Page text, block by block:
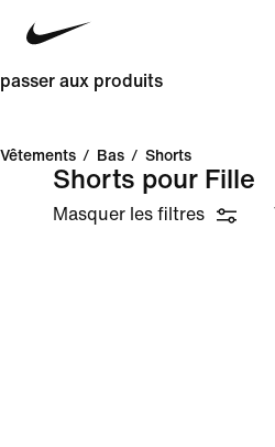
passer aux produits
Vêtements / Bas / Shorts
Shorts pour Fille
Masquer les filtres